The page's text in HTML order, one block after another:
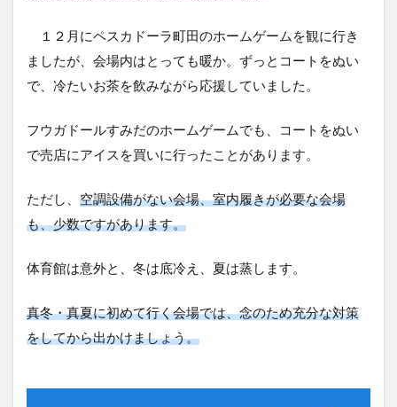
１２月にペスカドーラ町田のホームゲームを観に行き
ましたが、会場内はとっても暖か。ずっとコートをぬい
で、冷たいお茶を飲みながら応援していました。
フウガドールすみだのホームゲームでも、コートをぬい
で売店にアイスを買いに行ったことがあります。
ただし、 空調設備がない会場、室内履きが必要な会場
も、少数ですがあります。
体育館は意外と、冬は底冷え、夏は蒸します。
真冬・真夏に初めて行く会場では、念のため充分な対策
をしてから出かけましょう。